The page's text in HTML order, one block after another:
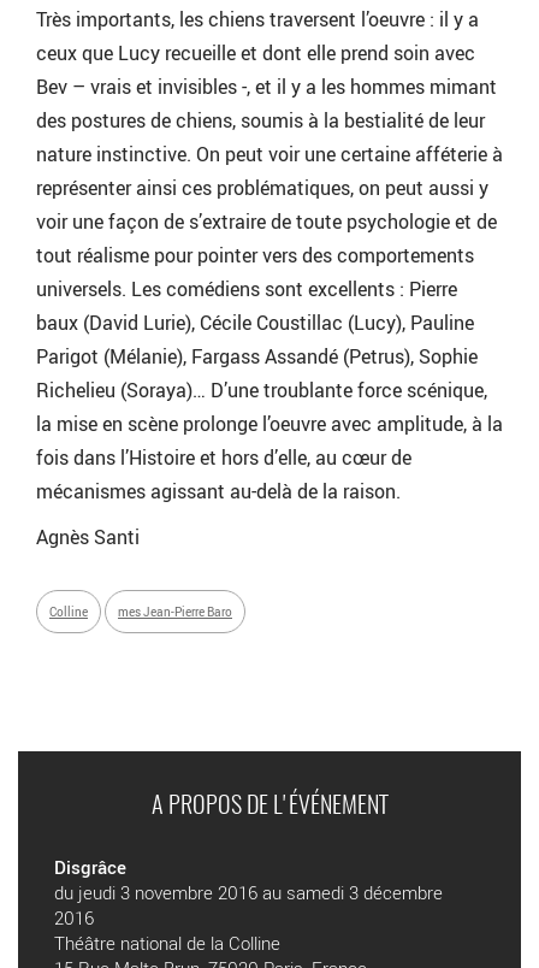
Très importants, les chiens traversent l’oeuvre : il y a
ceux que Lucy recueille et dont elle prend soin avec
Bev – vrais et invisibles -, et il y a les hommes mimant
des postures de chiens, soumis à la bestialité de leur
nature instinctive. On peut voir une certaine afféterie à
représenter ainsi ces problématiques, on peut aussi y
voir une façon de s’extraire de toute psychologie et de
tout réalisme pour pointer vers des comportements
universels. Les comédiens sont excellents : Pierre
baux (David Lurie), Cécile Coustillac (Lucy), Pauline
Parigot (Mélanie), Fargass Assandé (Petrus), Sophie
Richelieu (Soraya)… D’une troublante force scénique,
la mise en scène prolonge l’oeuvre avec amplitude, à la
fois dans l’Histoire et hors d’elle, au cœur de
mécanismes agissant au-delà de la raison.
Agnès Santi
Colline mes Jean-Pierre Baro
A PROPOS DE L'ÉVÉNEMENT
Disgrâce
du jeudi 3 novembre 2016 au samedi 3 décembre
2016
Théâtre national de la Colline